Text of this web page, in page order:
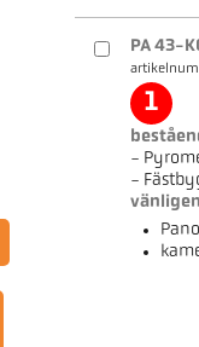
PA 43-
1
-
-